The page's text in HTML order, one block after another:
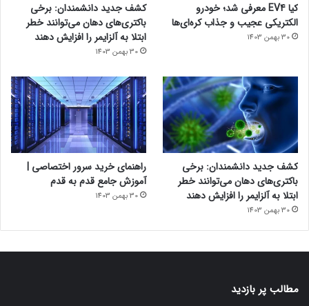
کیا EV4 معرفی شد؛ خودرو
الکتریکی عجیب و جذاب کره‌ای‌ها
30 بهمن 1403
کشف جدید دانشمندان: برخی
باکتری‌های دهان می‌توانند خطر
ابتلا به آلزایمر را افزایش دهند
30 بهمن 1403
کشف جدید دانشمندان: برخی
باکتری‌های دهان می‌توانند خطر
ابتلا به آلزایمر را افزایش دهند
30 بهمن 1403
راهنمای خرید سرور اختصاصی |
آموزش جامع قدم به قدم
30 بهمن 1403
مطالب پر بازدید